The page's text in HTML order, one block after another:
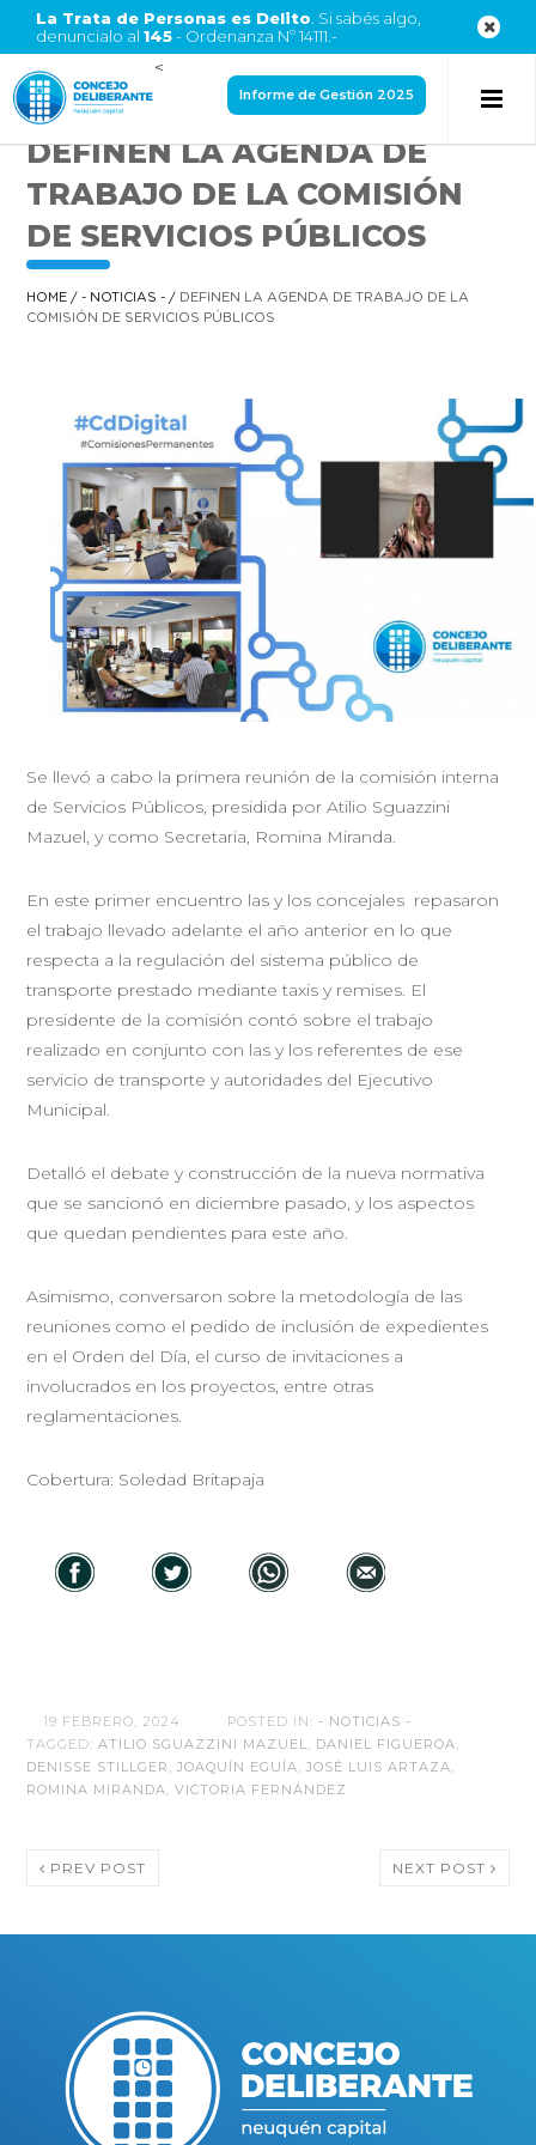
La Trata de Personas es Delito . Si sabés algo,
denuncialo al 145- Ordenanza Nº 14111.-
<
Informe de Gestión 2025
DEFINEN LA AGENDA DE
TRABAJO DE LA COMISIÓN
DE SERVICIOS PÚBLICOS
HOME /- NOTICIAS - / DEFINEN LA AGENDA DE TRABAJO DE LA
COMISIÓN DE SERVICIOS PÚBLICOS
Se llevó a cabo la primera reunión de la comisión interna
de Servicios Públicos, presidida por Atilio Sguazzini
Mazuel, y como Secretaria, Romina Miranda.
En este primer encuentro las y los concejales repasaron
el trabajo llevado adelante el año anterior en lo que
respecta a la regulación del sistema público de
transporte prestado mediante taxis y remises. El
presidente de la comisión contó sobre el trabajo
realizado en conjunto con las y los referentes de ese
servicio de transporte y autoridades del Ejecutivo
Municipal.
Detalló el debate y construcción de la nueva normativa
que se sancionó en diciembre pasado, y los aspectos
que quedan pendientes para este año.
Asimismo, conversaron sobre la metodología de las
reuniones como el pedido de inclusión de expedientes
en el Orden del Día, el curso de invitaciones a
involucrados en los proyectos, entre otras
reglamentaciones.
Cobertura: Soledad Britapaja
19 FEBRERO, 2024 POSTED IN: - NOTICIAS -
TAGGED:ATILIO SGUAZZINI MAZUEL, DANIEL FIGUEROA,
DENISSE STILLGER ,JOAQUÍN EGUÍA,JOSÉ LUIS ARTAZA,
ROMINA MIRANDA,VICTORIA FERNÁNDEZ
PREV POST NEXT POST